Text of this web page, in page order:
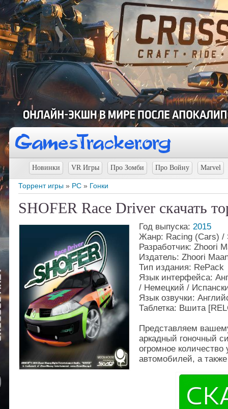
Новинки VR Игры Про Зомби Про Войну Marvel
Торрент игры » PC » Гонки
SHOFER Race Driver скачать
Год выпуска: 2015
Жанр: Racing (Cars) /
Разработчик: Zhoori
Издатель: Zhoori
Тип издания: RePack
Язык интерфейса:
/ Немецкий /
Язык озвучки:
Таблетка: Вшита
Представляем
аркадный гоночный
огромное
автомобилей, а